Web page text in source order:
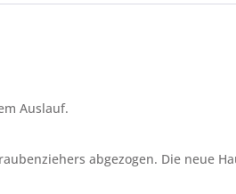
Auslauf.
abgezogen. Die neue